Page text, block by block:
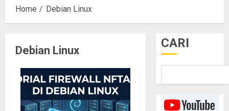
Home Debian Linux
Debian Linux
CARI